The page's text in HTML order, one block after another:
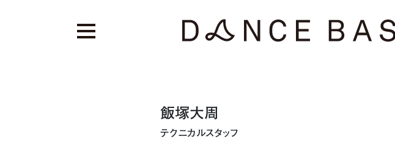
飯塚大周
テクニカルスタッフ